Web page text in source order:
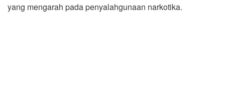
yang mengarah pada penyalahgunaan narkotika.